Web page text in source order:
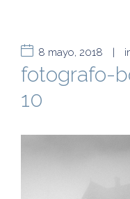
8 mayo, 2018 |
fotografo-
10